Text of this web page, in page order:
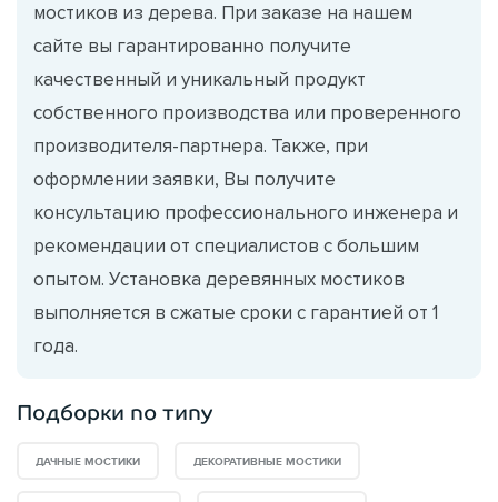
мостиков из дерева. При заказе на нашем
сайте вы гарантированно получите
качественный и уникальный продукт
собственного производства или проверенного
производителя-партнера. Также, при
оформлении заявки, Вы получите
консультацию профессионального инженера и
рекомендации от специалистов с большим
опытом. Установка деревянных мостиков
выполняется в сжатые сроки с гарантией от 1
года.
Подборки по типу
ДАЧНЫЕ МОСТИКИ ДЕКОРАТИВНЫЕ МОСТИКИ